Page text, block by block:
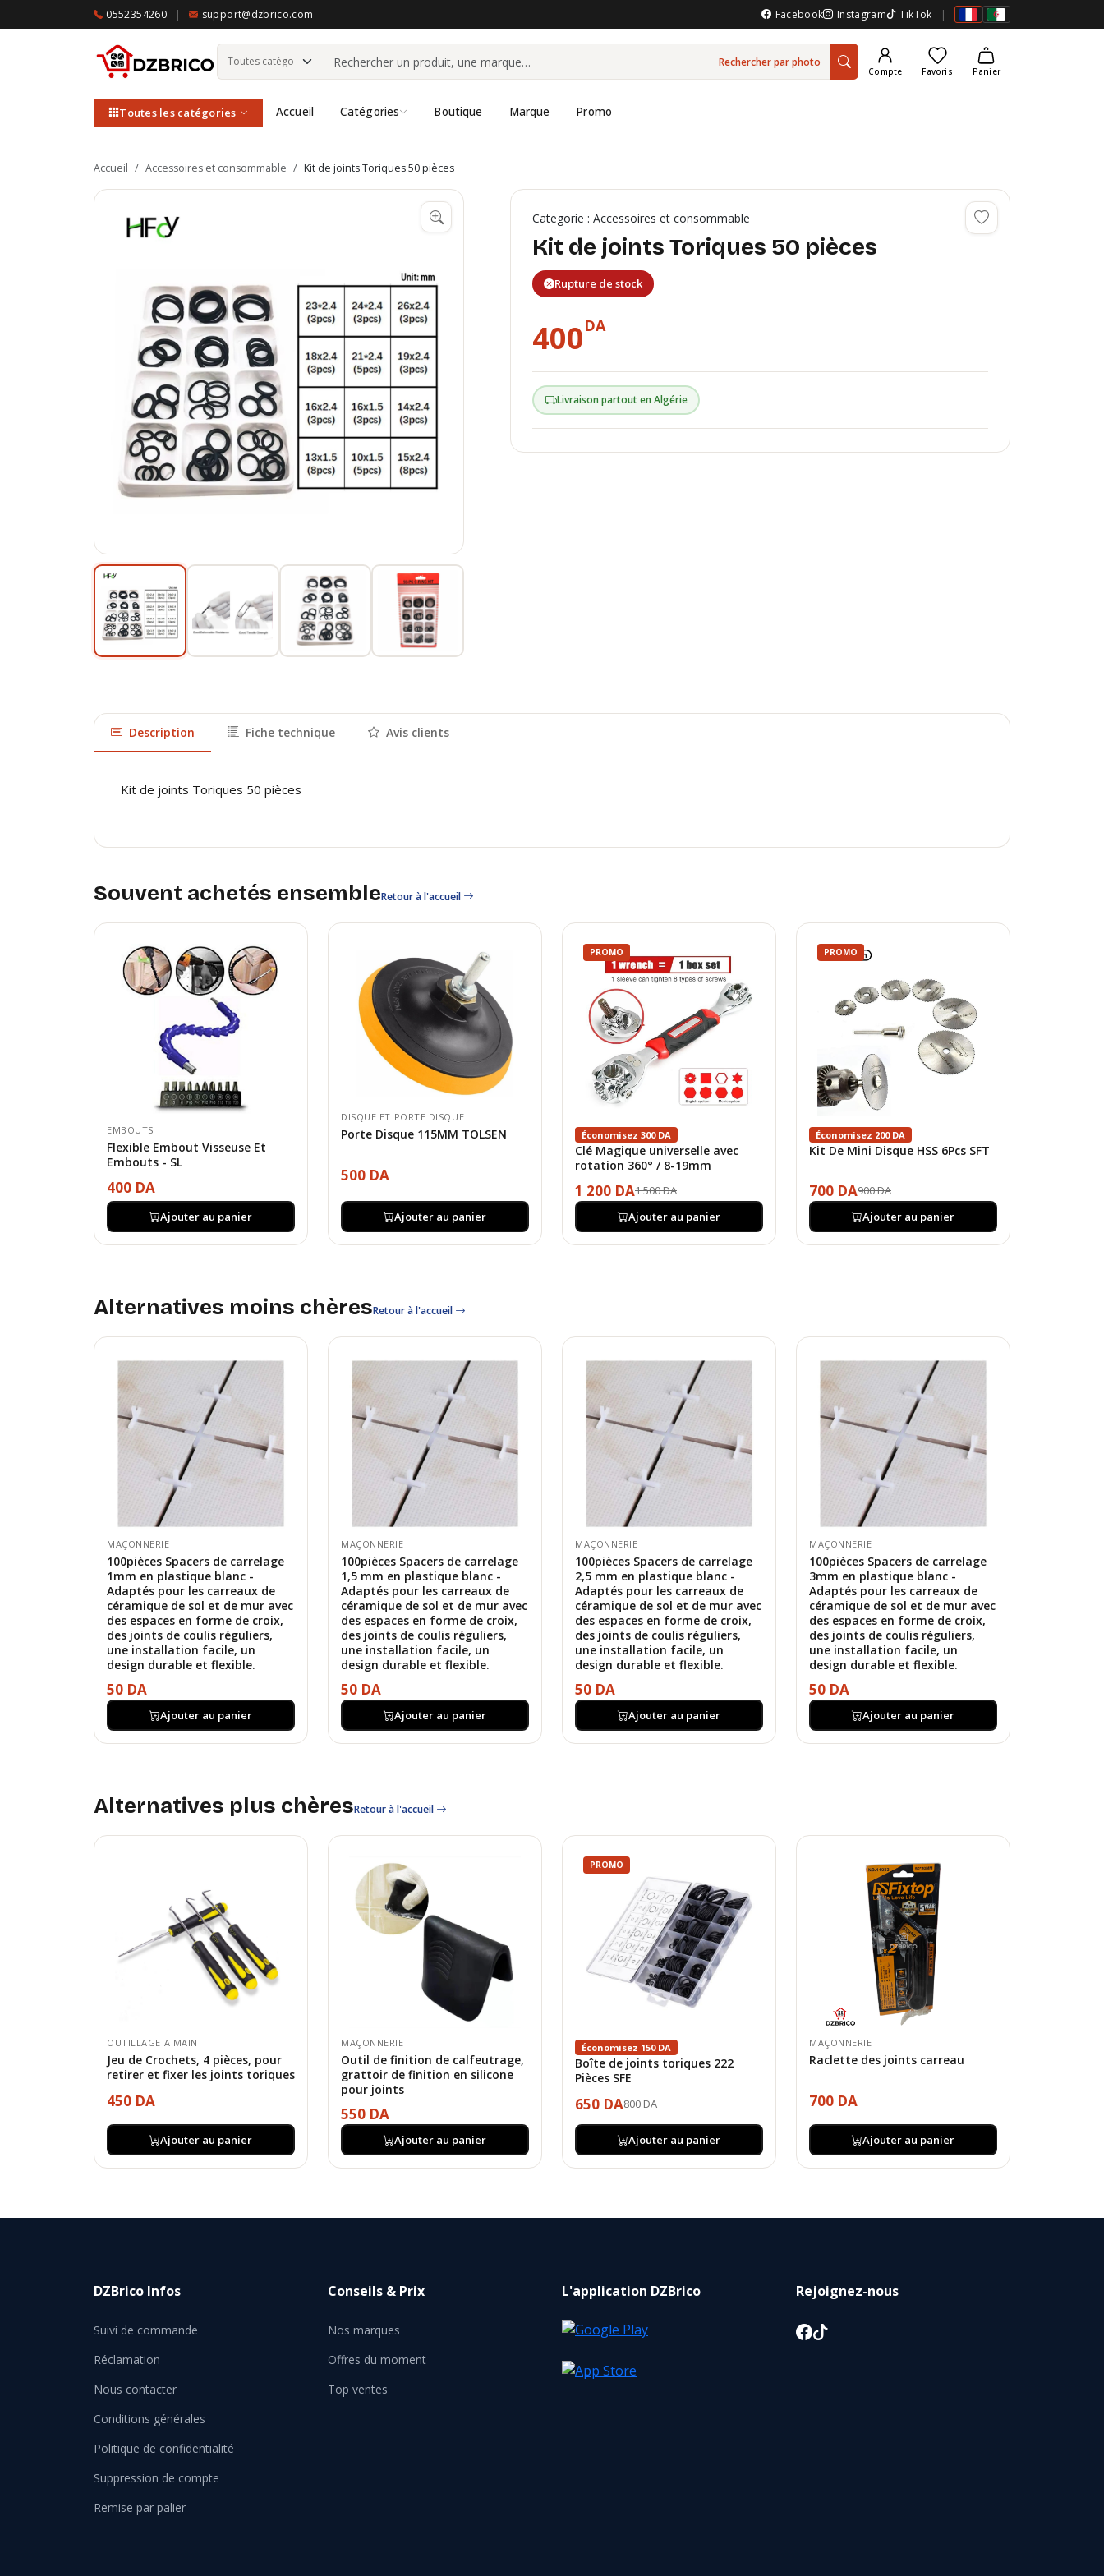
0552354260 | support@dzbrico.com Facebook Instagram TikTok |
Rechercher par photo
Compte Favoris Panier
Toutes les catégories Accueil Catégories Boutique Marque Promo
Accueil / Accessoires et consommable / Kit de joints Toriques 50 pièces
Categorie : Accessoires et consommable
Kit de joints Toriques 50 pièces
Rupture de stock
400DA
Livraison partout en Algérie
Description Fiche technique Avis clients
Kit de joints Toriques 50 pièces
Souvent achetés ensembleRetour à l'accueil
EMBOUTS
Flexible Embout Visseuse Et
Embouts - SL
400 DA
Ajouter au panier
DISQUE ET PORTE DISQUE
Porte Disque 115MM TOLSEN
500 DA
Ajouter au panier
PROMO
Économisez 300 DA
Clé Magique universelle avec
rotation 360° / 8-19mm
1 200 DA1 500 DA
Ajouter au panier
PROMO
Économisez 200 DA
Kit De Mini Disque HSS 6Pcs SFT
700 DA900 DA
Ajouter au panier
Alternatives moins chèresRetour à l'accueil
MAÇONNERIE
100pièces Spacers de carrelage
1mm en plastique blanc -
Adaptés pour les carreaux de
céramique de sol et de mur avec
des espaces en forme de croix,
des joints de coulis réguliers,
une installation facile, un
design durable et flexible.
50 DA
Ajouter au panier
MAÇONNERIE
100pièces Spacers de carrelage
1,5 mm en plastique blanc -
Adaptés pour les carreaux de
céramique de sol et de mur avec
des espaces en forme de croix,
des joints de coulis réguliers,
une installation facile, un
design durable et flexible.
50 DA
Ajouter au panier
MAÇONNERIE
100pièces Spacers de carrelage
2,5 mm en plastique blanc -
Adaptés pour les carreaux de
céramique de sol et de mur avec
des espaces en forme de croix,
des joints de coulis réguliers,
une installation facile, un
design durable et flexible.
50 DA
Ajouter au panier
MAÇONNERIE
100pièces Spacers de carrelage
3mm en plastique blanc -
Adaptés pour les carreaux de
céramique de sol et de mur avec
des espaces en forme de croix,
des joints de coulis réguliers,
une installation facile, un
design durable et flexible.
50 DA
Ajouter au panier
Alternatives plus chèresRetour à l'accueil
OUTILLAGE A MAIN
Jeu de Crochets, 4 pièces, pour
retirer et fixer les joints toriques
450 DA
Ajouter au panier
MAÇONNERIE
Outil de finition de calfeutrage,
grattoir de finition en silicone
pour joints
550 DA
Ajouter au panier
PROMO
Économisez 150 DA
Boîte de joints toriques 222
Pièces SFE
650 DA800 DA
Ajouter au panier
MAÇONNERIE
Raclette des joints carreau
700 DA
Ajouter au panier
DZBrico Infos
Suivi de commande
Réclamation
Nous contacter
Conditions générales
Politique de confidentialité
Suppression de compte
Remise par palier
Conseils & Prix
Nos marques
Offres du moment
Top ventes
L'application DZBrico Rejoignez-nous